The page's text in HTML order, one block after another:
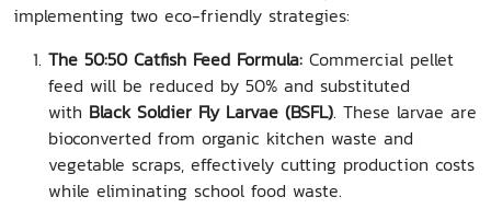
implementing two eco-friendly strategies:
The 50:50 Catfish Feed Formula: Commercial pellet
feed will be reduced by 50% and substituted
with Black Soldier Fly Larvae (BSFL). These larvae are
bioconverted from organic kitchen waste and
vegetable scraps, effectively cutting production costs
while eliminating school food waste.